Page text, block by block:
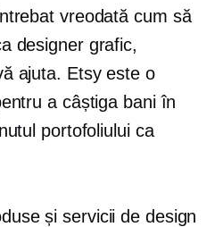
vreodată cum să
designer grafic,
ajuta. Etsy este o
a câștiga bani în
portofoliului ca
și servicii de design